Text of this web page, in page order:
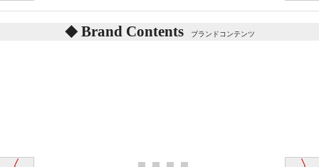
記載しておりますので、ぜひ探してみてください。
ディベアがいます。
Brand Contents ブランドコンテンツ